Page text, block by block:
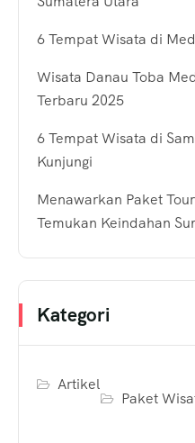
6 Tempat Wisata di
Wisata Danau Toba
Terbaru 2025
6 Tempat Wisata di
Kunjungi
Menawarkan Paket
Temukan Keindahan
Kategori
Artikel
Paket